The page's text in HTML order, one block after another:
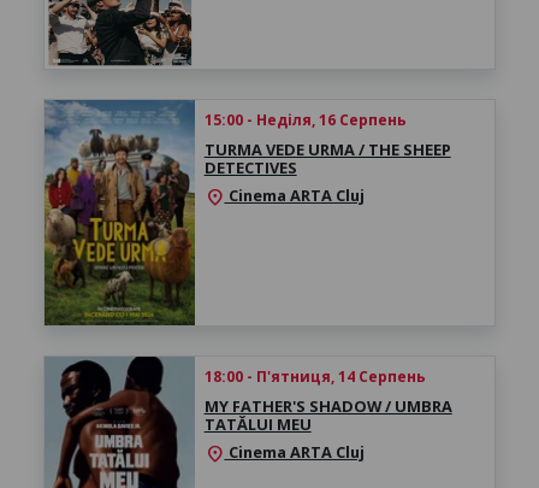
15:00 - Неділя, 16 Серпень
TURMA VEDE URMA / THE SHEEP
DETECTIVES
location_on Cinema ARTA Cluj
18:00 - П'ятниця, 14 Серпень
MY FATHER'S SHADOW / UMBRA
TATĂLUI MEU
location_on Cinema ARTA Cluj